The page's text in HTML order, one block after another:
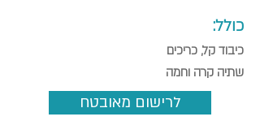
כולל:
כיבוד קל, כריכים
שתיה קרה וחמה
לרישום מאובטח